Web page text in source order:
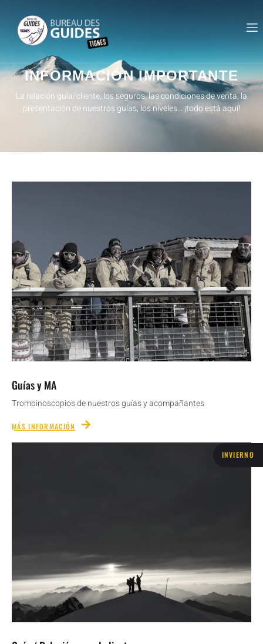
INVIERNO
INFORMACIÓN IMPORTANTE
La relación guía/cliente, los seguros, las condiciones de venta, la
presentación de nuestros guías, los niveles... ¡todo está aquí!
Guías y MA
Trombinoscopios de nuestros guías y acompañantes
MÁS INFORMACIÓN